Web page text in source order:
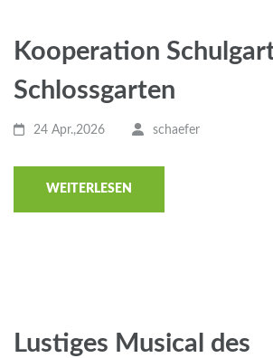
Kooperation
Schlossgarten
24 Apr.,2026 schaefer
WEITERLESEN
Lustiges Musical des